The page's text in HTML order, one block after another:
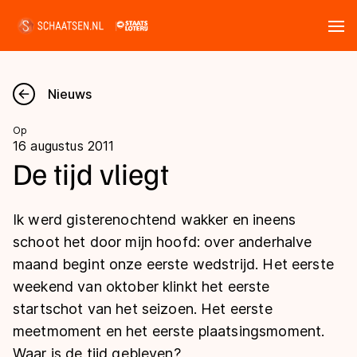
Nieuws
Kalender
Marathon
Langebaan
Inlineskaten
Uitslagen
Langebaan
Shorttrack
Marathon
Tijden & historie
Ranglijsten Langebaan
Nieuws
Op
16 augustus 2011
De tijd vliegt
Ik werd gisterenochtend wakker en ineens
schoot het door mijn hoofd: over anderhalve
maand begint onze eerste wedstrijd. Het eerste
weekend van oktober klinkt het eerste
startschot van het seizoen. Het eerste
meetmoment en het eerste plaatsingsmoment.
Waar is de tijd gebleven?